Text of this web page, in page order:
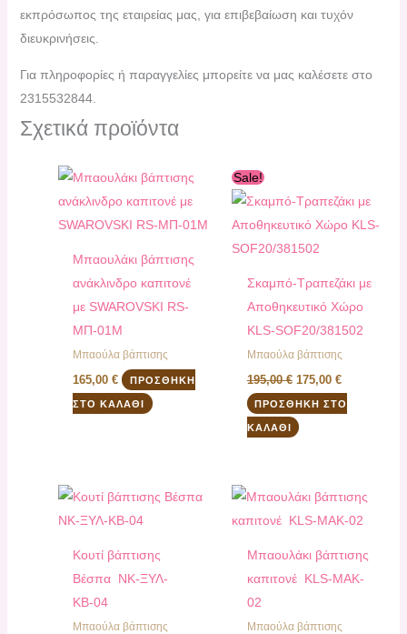
εκπρόσωπος της εταιρείας μας, για επιβεβαίωση και τυχόν
διευκρινήσεις.
Για πληροφορίες ή παραγγελίες μπορείτε να μας καλέσετε στο
2315532844.
Σχετικά προϊόντα
Μπαουλάκι βάπτισης
ανάκλινδρο καπιτονέ
με SWAROVSKI RS-
MΠ-01Μ
Μπαούλα βάπτισης
165,00€ ΠΡΟΣΘΉΚΗ
ΣΤΟ ΚΑΛΆΘΙ
Sale!
Σκαμπό-Τραπεζάκι με
Αποθηκευτικό Χώρο
KLS-SOF20/381502
Μπαούλα βάπτισης
195,00€
was:
175,00 €
τιμή
175,00 €.
ΠΡΟΣΘΉΚΗ ΣΤΟ
ΚΑΛΆΘΙ
Κουτί βάπτισης
Βέσπα NK-ΞΥΛ-
ΚΒ-04
Μπαούλα βάπτισης
Μπαουλάκι βάπτισης
καπιτονέ KLS-MAK-
02
Μπαούλα βάπτισης